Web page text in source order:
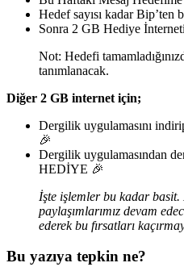
Hedef sayısı kadar Bip’ten
Sonra 2 GB Hediye
Not: Hedefi
tanımlanacak.
Diğer 2 GB internet için;
Dergilik uygulamasını
🎉
Dergilik uygulamasından
HEDİYE 🎉
İşte işlemler bu kadar
paylaşımlarımız devam
ederek bu fırsatları
Bu yazıya tepkin ne?